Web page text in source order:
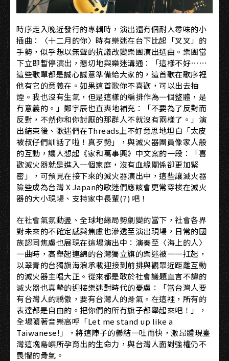
時序走入晚近發行的專輯時，演出還有個耐人尋味的小
插曲：〈十二月的你〉時有樂迷在台下比起「叉叉」的
手勢，似乎想以無聲的抗議改變樂團演出選曲。樂團當
下立即暫停演出，懇切地與樂迷溝通：「這樣不好⋯⋯
這些歌單都是誠心誠意準備給大家的，這首歌在歌序裡
他有它的意義在。如果這首歌你不喜歡，可以出去抽
煙。我也沒有生氣，但是這樣的編排作為一個整體，是
有意義的。」鄭宇辰也直爽地補充：「不要為了反對而
反對，不然你和你討厭的那群人不就沒有兩樣了。」演
出結束後、歌迷們在Threads上不好意思地坦白「太皮
被叔仔們訓話了啦！真歹勢」，與滅火器團員像家人般
的互動，讓人想起《家和萬事興》中文案的一段：「喜
歡滅火器就是進入一個家庭，沒有血緣關係卻更加緊
密」，可預見在接下來的滅火器演出中，這些讓滅火器
險些成為台灣 X Japan的歌迷們應該會更常穿梭在滅火
器的大小現場、支持家中長輩(?) 吧！
在社會氣氛動盪、全球地緣局勢劇變的當下，社會各界
對未來的不確定感與焦慮也滲透至演出現場，日常的國
族認同焦慮也展現在這場演出中：演奏至〈海上的人〉
一曲時，高舉起連綿的台灣獨立旗的樂迷被一一扛起，
以翠青的台獨旗海浪承載迎接到前排與觀眾近距離互動
的滅火器主唱大正。從來都是敢於社會議題直言不諱的
滅火器也真摯的迎接樂迷對時代的憂慮：「當台灣人要
有台灣人的驕傲，要有台灣人的骨氣。在這裡，所有的
表達都是自由的。把你們的所有旗子都舉起來吧！」，
全場隨著音樂高呼「Let me stand up like a
Taiwanese!」，將這陣子的鬱結一吐而快，激昂體現臺
灣這塊島嶼所孕育出的生命力，與台灣人面對強權仍不
畏懼的骨氣。